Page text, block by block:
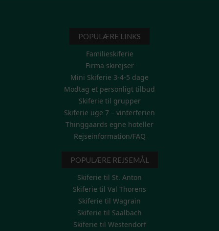
POPULÆRE LINKS
Familieskiferie
Firma skirejser
Mini Skiferie 3-4-5 dage
Modtag et personligt tilbud
Skiferie til grupper
Skiferie uge 7 – vinterferien
Thinggaards egne hoteller
Rejseinformation/FAQ
POPULÆRE REJSEMÅL
Skiferie til St. Anton
Skiferie til Val Thorens
Skiferie til Wagrain
Skiferie til Saalbach
Skiferie til Westendorf